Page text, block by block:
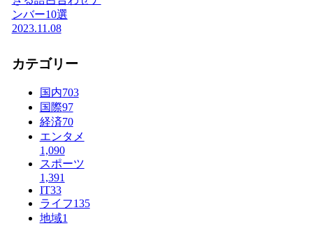
ンバー10選
2023.11.08
カテゴリー
国内703
国際97
経済70
エンタメ
1,090
スポーツ
1,391
IT33
ライフ135
地域1